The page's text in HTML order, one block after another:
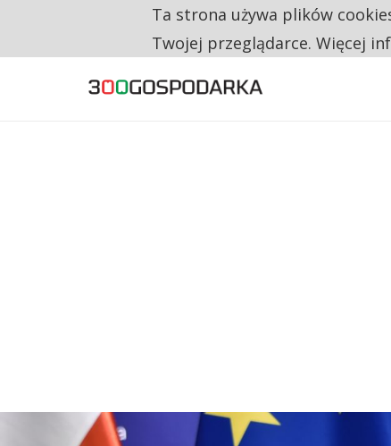
NA JEDEN WAKAT PRZYPADAJĄ 62
Ta strona używa plików
Twojej przeglądarce. Więcej